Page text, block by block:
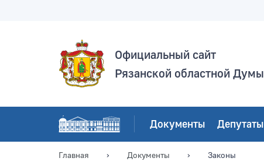
Официальный сайт
Рязанской областной Думы
Документы Депутаты
Главная Документы Законы